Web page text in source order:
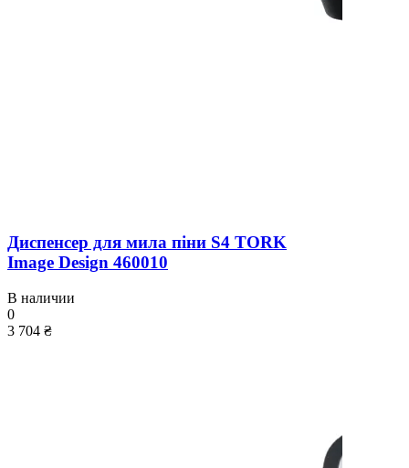
Диспенсер для мила піни S4 TORK
Image Design 460010
В наличии
0
3 704 ₴